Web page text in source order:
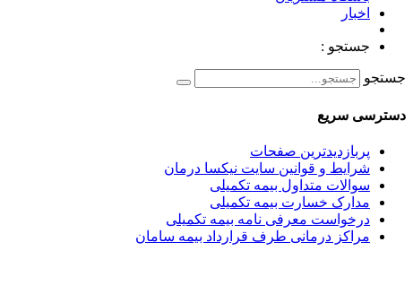
اخبار
جستجو :
جستجو
دسترسی سریع
پربازدیدترین صفحات
شرایط و قوانین سایت نیکسا درمان
سوالات متداول بیمه تکمیلی
مدارک خسارت بیمه تکمیلی
درخواست معرفی نامه بیمه تکمیلی
مراکز درمانی طرف قرارداد بیمه سامان